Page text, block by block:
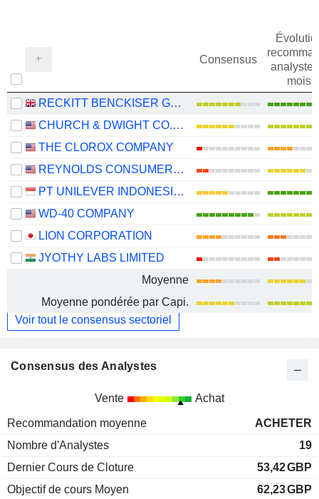
Consensus
mois
RECKITT BENCKISER GROUP PLC
CHURCH & DWIGHT CO., INC.
THE CLOROX COMPANY
REYNOLDS CONSUMER PRODUCTS INC.
PT UNILEVER INDONESIA TBK
WD-40 COMPANY
LION CORPORATION
JYOTHY LABS LIMITED
Moyenne
Moyenne pondérée par Capi.
Voir tout le consensus sectoriel
Consensus des Analystes
Vente Achat
Recommandation moyenne
ACHETER
Nombre d'Analystes
19
Dernier Cours de Cloture
53,42GBP
Objectif de cours Moyen
62,23GBP